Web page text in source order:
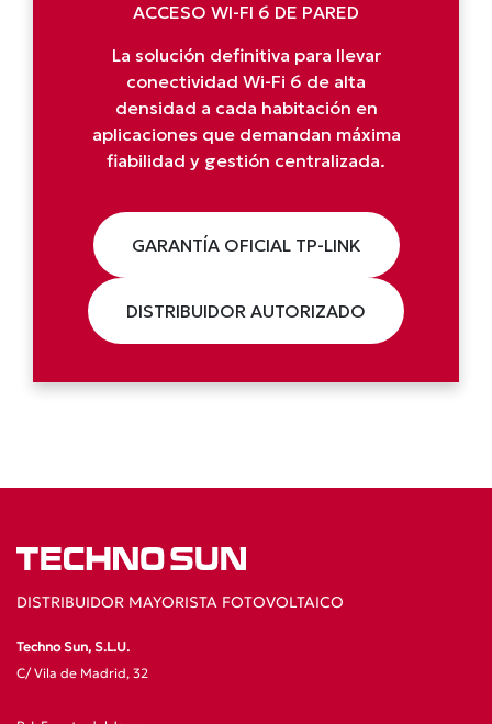
ACCESO WI-FI 6 DE PARED
La solución definitiva para llevar
conectividad Wi-Fi 6 de alta
densidad a cada habitación en
aplicaciones que demandan máxima
fiabilidad y gestión centralizada.
GARANTÍA OFICIAL TP-LINK
DISTRIBUIDOR AUTORIZADO
DISTRIBUIDOR MAYORISTA FOTOVOLTAICO
Techno Sun, S.L.U.
C/ Vila de Madrid, 32